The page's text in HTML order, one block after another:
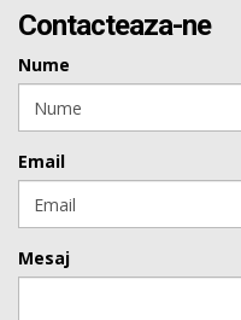
Contacteaza-ne
Nume
Email
Mesaj